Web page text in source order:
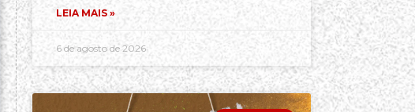
LEIA MAIS »
6 de agosto de 2026